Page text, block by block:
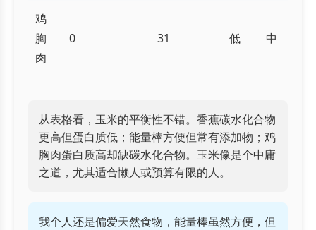
鸡
胸
肉
0 31 低 中
从表格看，玉米的平衡性不错。香蕉碳水化合物
更高但蛋白质低；能量棒方便但常有添加物；鸡
胸肉蛋白质高却缺碳水化合物。玉米像是个中庸
之道，尤其适合懒人或预算有限的人。
我个人还是偏爱天然食物，能量棒虽然方便，但